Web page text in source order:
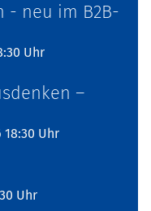
- neu im B2B-
Uhr
–
18:30 Uhr
Uhr